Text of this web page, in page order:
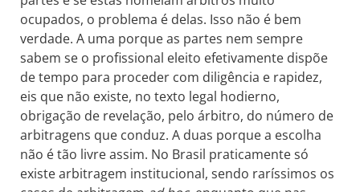
ocupados, o problema é delas. Isso não é bem
verdade. A uma porque as partes nem sempre
sabem se o profissional eleito efetivamente dispõe
de tempo para proceder com diligência e rapidez,
eis que não existe, no texto legal hodierno,
obrigação de revelação, pelo árbitro, do número de
arbitragens que conduz. A duas porque a escolha
não é tão livre assim. No Brasil praticamente só
existe arbitragem institucional, sendo raríssimos os